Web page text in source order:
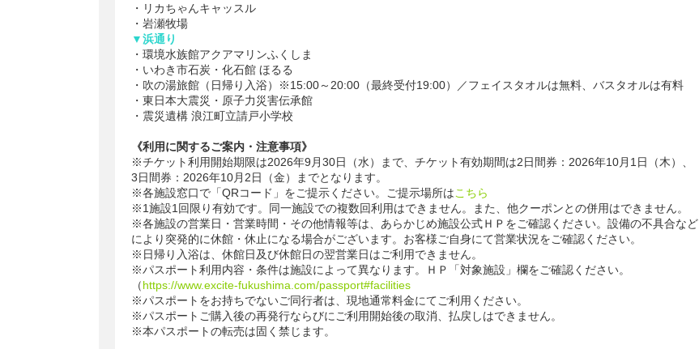
・リカちゃんキャッスル
・岩瀬牧場
▼浜通り
・環境水族館アクアマリンふくしま
・いわき市石炭・化石館 ほるる
・吹の湯旅館（日帰り入浴）※15:00～20:00（最終受付19:00）／フェイスタオルは無料、バスタオルは有料
・東日本大震災・原子力災害伝承館
・震災遺構 浪江町立請戸小学校
《利用に関するご案内・注意事項》
※チケット利用開始期限は2026年9月30日（水）まで、チケット有効期間は2日間券：2026年10月1日（木）、
3日間券：2026年10月2日（金）までとなります。
※各施設窓口で「QRコード」をご提示ください。ご提示場所はこちら
※1施設1回限り有効です。同一施設での複数回利用はできません。また、他クーポンとの併用はできません。
※各施設の営業日・営業時間・その他情報等は、あらかじめ施設公式ＨＰをご確認ください。設備の不具合など
により突発的に休館・休止になる場合がございます。お客様ご自身にて営業状況をご確認ください。
※日帰り入浴は、休館日及び休館日の翌営業日はご利用できません。
※パスポート利用内容・条件は施設によって異なります。ＨＰ「対象施設」欄をご確認ください。
（https://www.excite-fukushima.com/passport#facilities
※パスポートをお持ちでないご同行者は、現地通常料金にてご利用ください。
※パスポートご購入後の再発行ならびにご利用開始後の取消、払戻しはできません。
※本パスポートの転売は固く禁じます。